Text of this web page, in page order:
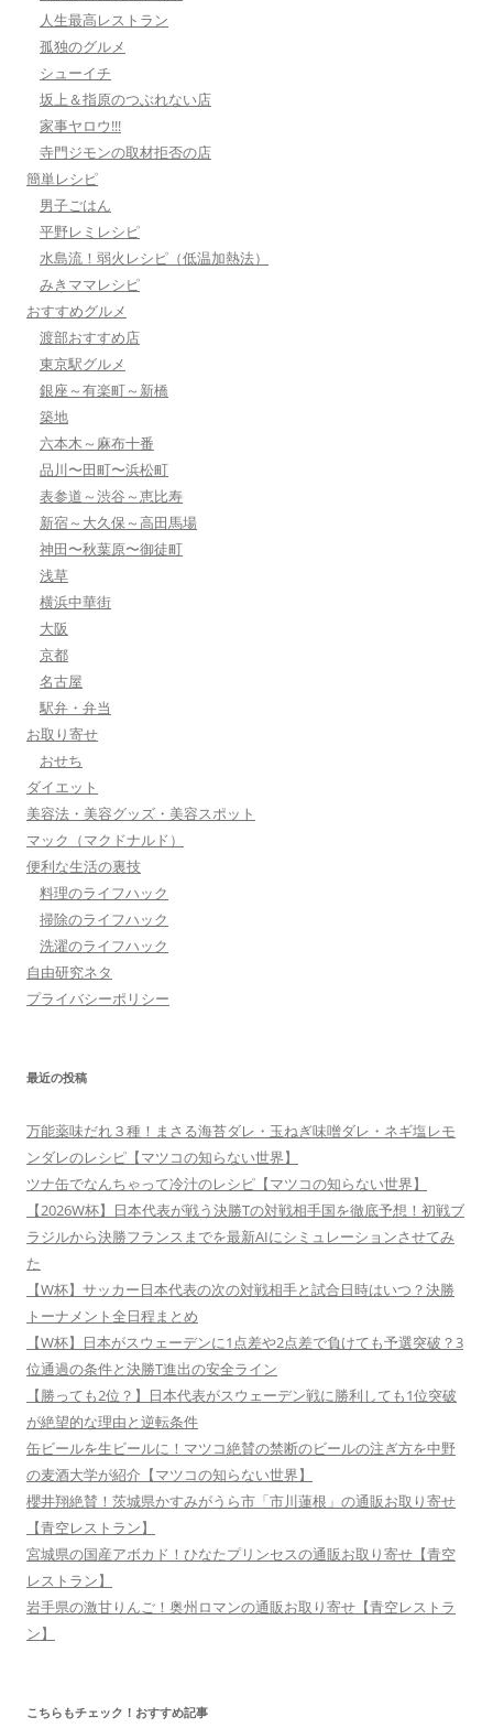
人生最高レストラン
孤独のグルメ
シューイチ
坂上＆指原のつぶれない店
家事ヤロウ!!!
寺門ジモンの取材拒否の店
簡単レシピ
男子ごはん
平野レミレシピ
水島流！弱火レシピ（低温加熱法）
みきママレシピ
おすすめグルメ
渡部おすすめ店
東京駅グルメ
銀座～有楽町～新橋
築地
六本木～麻布十番
品川〜田町〜浜松町
表参道～渋谷～恵比寿
新宿～大久保～高田馬場
神田〜秋葉原〜御徒町
浅草
横浜中華街
大阪
京都
名古屋
駅弁・弁当
お取り寄せ
おせち
ダイエット
美容法・美容グッズ・美容スポット
マック（マクドナルド）
便利な生活の裏技
料理のライフハック
掃除のライフハック
洗濯のライフハック
自由研究ネタ
プライバシーポリシー
最近の投稿
万能薬味だれ３種！まさる海苔ダレ・玉ねぎ味噌ダレ・ネギ塩レモ
ンダレのレシピ【マツコの知らない世界】
ツナ缶でなんちゃって冷汁のレシピ【マツコの知らない世界】
【2026W杯】日本代表が戦う決勝Tの対戦相手国を徹底予想！初戦ブ
ラジルから決勝フランスまでを最新AIにシミュレーションさせてみ
た
【W杯】サッカー日本代表の次の対戦相手と試合日時はいつ？決勝
トーナメント全日程まとめ
【W杯】日本がスウェーデンに1点差や2点差で負けても予選突破？3
位通過の条件と決勝T進出の安全ライン
【勝っても2位？】日本代表がスウェーデン戦に勝利しても1位突破
が絶望的な理由と逆転条件
缶ビールを生ビールに！マツコ絶賛の禁断のビールの注ぎ方を中野
の麦酒大学が紹介【マツコの知らない世界】
櫻井翔絶賛！茨城県かすみがうら市「市川蓮根」の通販お取り寄せ
【青空レストラン】
宮城県の国産アボカド！ひなたプリンセスの通販お取り寄せ【青空
レストラン】
岩手県の激甘りんご！奥州ロマンの通販お取り寄せ【青空レストラ
ン】
こちらもチェック！おすすめ記事